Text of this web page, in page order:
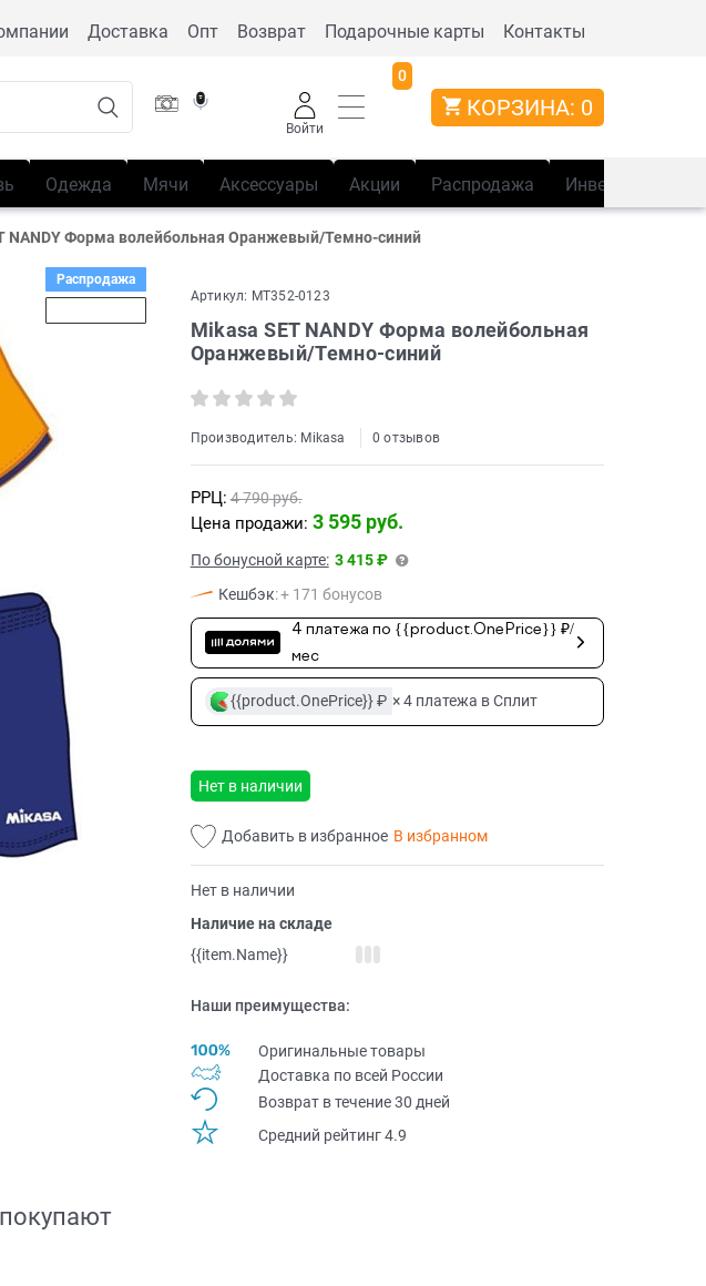
Доставка Опт Возврат Подарочные карты Контакты
Войти
0
КОРЗИНА: 0
Одежда Мячи Аксессуары Акции Распродажа Инвентарь
NANDY Форма волейбольная Оранжевый/Темно-синий
Распродажа
Артикул: MT352-0123
Mikasa SET NANDY Форма волейбольная
Оранжевый/Темно-синий
Производитель: Mikasa 0 отзывов
РРЦ: 4 790 руб.
Цена продажи: 3 595 руб.
По бонусной карте: 3 415 ₽
Кешбэк:+ 171 бонусов
4 платежа по {{product.OnePrice}} ₽/
мес
{{product.OnePrice}} ₽ × 4 платежа в Сплит
Нет в наличии
Добавить в избранное В избранном
Нет в наличии
Наличие на складе
{{item.Name}}
Наши преимущества:
Оригинальные товары
Доставка по всей Pоссии
Возврат в течение 30 дней
Средний рейтинг 4.9